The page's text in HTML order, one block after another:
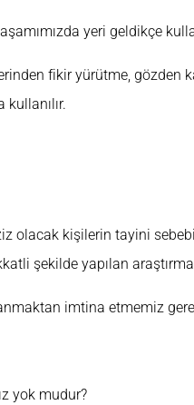
yeri geldikçe
fikir yürütme, gözden
olacak kişilerin tayini
şekilde yapılan
imtina etmemiz
yok mudur?